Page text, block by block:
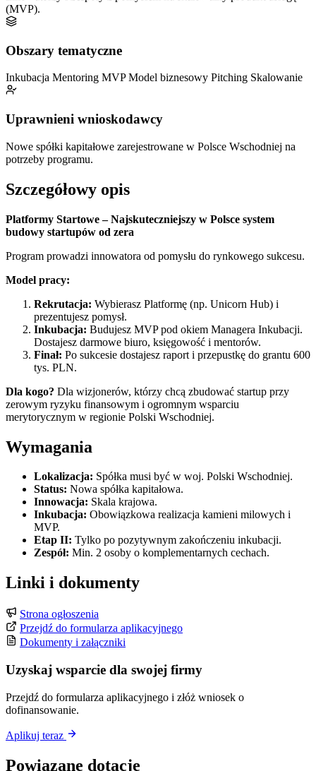
(MVP).
Obszary tematyczne
Inkubacja Mentoring MVPModel biznesowy Pitching Skalowanie
Uprawnieni wnioskodawcy
Nowe spółki kapitałowe zarejestrowane w Polsce Wschodniej na
potrzeby programu.
Szczegółowy opis
Platformy Startowe – Najskuteczniejszy w Polsce system
budowy startupów od zera
Program prowadzi innowatora od pomysłu do rynkowego sukcesu.
Model pracy:
Rekrutacja: Wybierasz Platformę (np. Unicorn Hub) i
prezentujesz pomysł.
Inkubacja: Budujesz MVP pod okiem Managera Inkubacji.
Dostajesz darmowe biuro, księgowość i mentorów.
Finał: Po sukcesie dostajesz raport i przepustkę do grantu 600
tys. PLN.
Dla kogo? Dla wizjonerów, którzy chcą zbudować startup przy
zerowym ryzyku finansowym i ogromnym wsparciu
merytorycznym w regionie Polski Wschodniej.
Wymagania
Lokalizacja: Spółka musi być w woj. Polski Wschodniej.
Status: Nowa spółka kapitałowa.
Innowacja: Skala krajowa.
Inkubacja: Obowiązkowa realizacja kamieni milowych i
MVP.
Etap II: Tylko po pozytywnym zakończeniu inkubacji.
Zespół: Min. 2 osoby o komplementarnych cechach.
Linki i dokumenty
Strona ogłoszenia
Przejdź do formularza aplikacyjnego
Dokumenty i załączniki
Uzyskaj wsparcie dla swojej firmy
Przejdź do formularza aplikacyjnego i złóż wniosek o
dofinansowanie.
Aplikuj teraz
Powiązane dotacje